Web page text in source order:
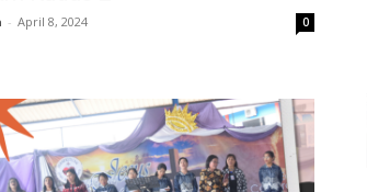
- April 8, 2024 0